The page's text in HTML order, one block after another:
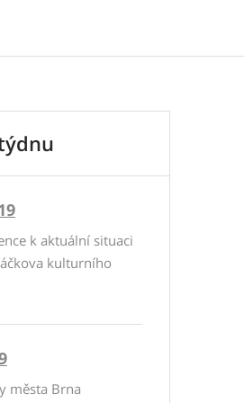
k aktuální situaci
kulturního
města Brna